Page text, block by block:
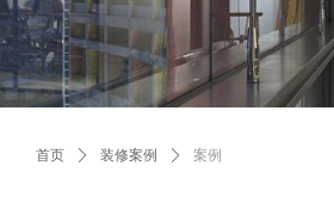
首页 ꄲ 装修案例 ꄲ 案例